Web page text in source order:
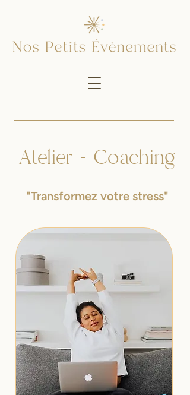
Atelier - Coaching
"Transformez votre stress"